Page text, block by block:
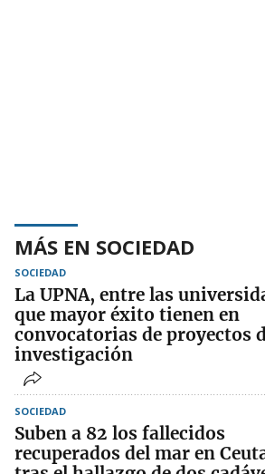
MÁS EN SOCIEDAD
SOCIEDAD
La UPNA, entre las
que mayor éxito tienen en
convocatorias de proyectos
investigación
SOCIEDAD
Suben a 82 los fallecidos
recuperados del mar en